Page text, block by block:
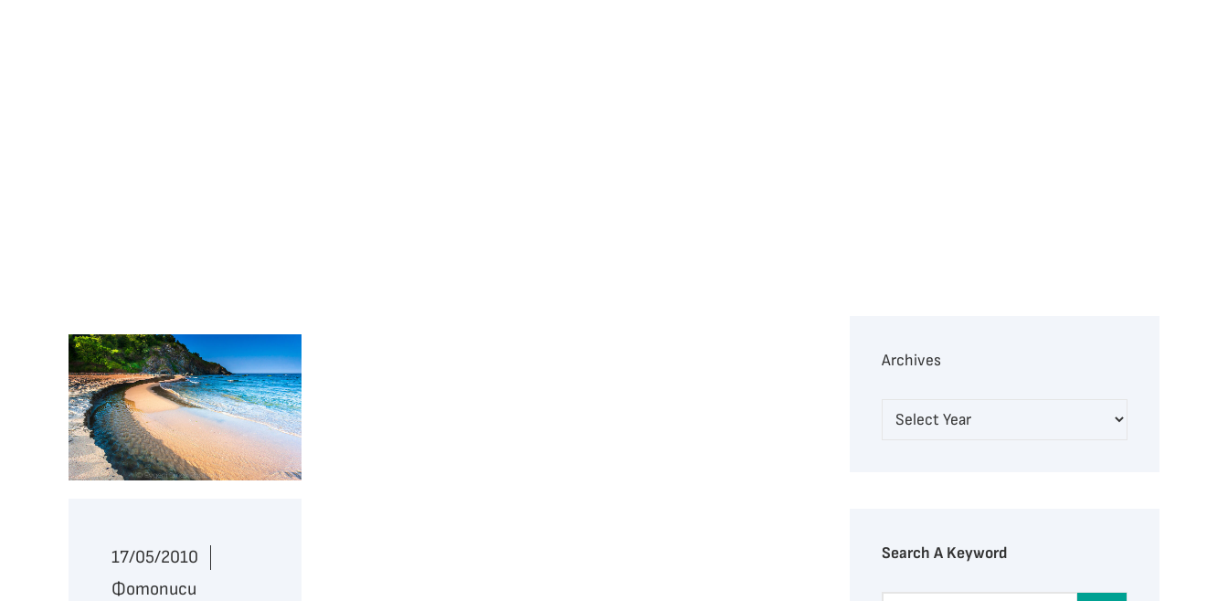
17/05/2010
Фотописи
Archives
Search A Keyword